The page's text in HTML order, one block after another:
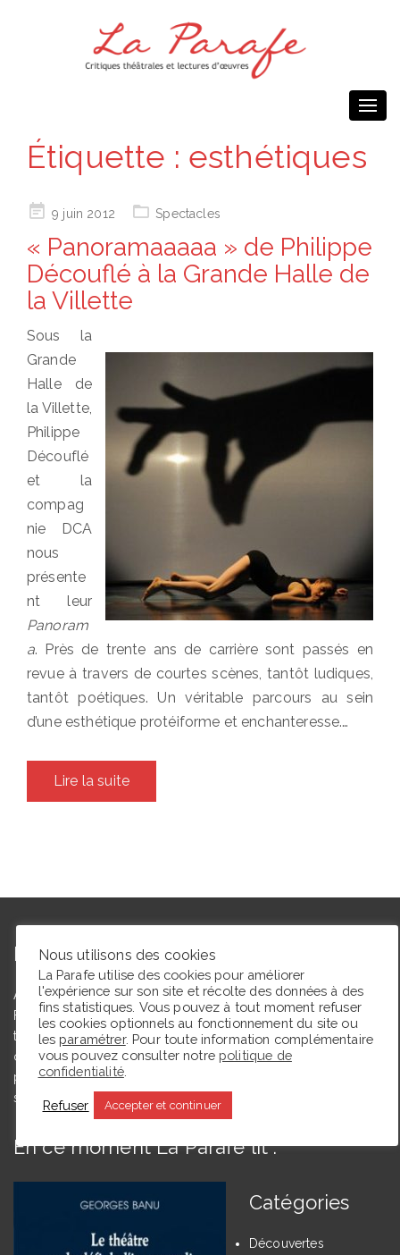
Étiquette : esthétiques
Posted9 juin 2012 Spectacles
« Panoramaaaaa » de Philippe
Découflé à la Grande Halle de
la Villette
Sous la
Grande
Halle de
la Villette,
Philippe
Découflé
et la
compag
nie DCA
nous
présente
nt leur
Panoram
a. Près de trente ans de carrière sont passés en
revue à travers de courtes scènes, tantôt ludiques,
tantôt poétiques. Un véritable parcours au sein
d’une esthétique protéiforme et enchanteresse.…
Lire la suite
L’autrice
Agrégée de lettres modernes et docteure en études théâtrales,
Floriane Toussaint est maîtresse de conférences en études
théâtrales à l’Université de Caen Normandie et membre du
comité du Syndicat de la critique. Ce blog, créé en 2009, a
pour but de partager des expériences de lectrice et de
spectatrice.
En ce moment La Parafe lit :
Catégories
Découvertes
Nous utilisons des cookies
La Parafe utilise des cookies pour améliorer
l'expérience sur son site et récolte des données à des
fins statistiques. Vous pouvez à tout moment refuser
les cookies optionnels au fonctionnement du site ou
les paramétrer. Pour toute information complémentaire
vous pouvez consulter notre politique de
confidentialité.
Refuser Accepter et continuer